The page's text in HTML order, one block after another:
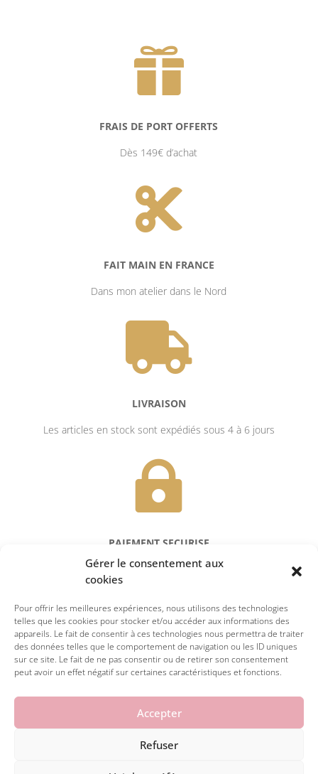
Gérer le consentement aux
cookies
Pour offrir les meilleures expériences, nous utilisons des technologies
telles que les cookies pour stocker et/ou accéder aux informations des
appareils. Le fait de consentir à ces technologies nous permettra de traiter
des données telles que le comportement de navigation ou les ID uniques
sur ce site. Le fait de ne pas consentir ou de retirer son consentement
peut avoir un effet négatif sur certaines caractéristiques et fonctions.
Accepter
Refuser

FRAIS DE PORT OFFERTS
Dès 149€ d’achat

FAIT MAIN EN FRANCE
Dans mon atelier dans le Nord

LIVRAISON
Les articles en stock sont expédiés sous 4 à 6 jours

PAIEMENT SECURISE
Réglez en toute sécurité par carte
© 2026 la petite julie. Tous droits réservés.